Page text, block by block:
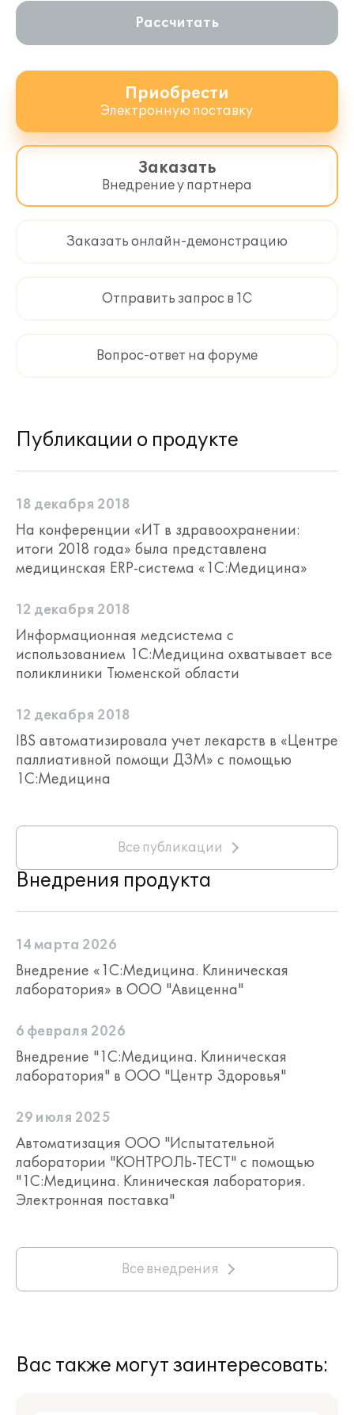
Рассчитать
Приобрести
Электронную поставку
Заказать
Внедрение у партнера
Заказать онлайн-демонстрацию
Отправить запрос в 1С
Вопрос-ответ на форуме
Публикации о продукте
18 декабря 2018
На конференции «ИТ в здравоохранении:
итоги 2018 года» была представлена
медицинская ERP-система «1С:Медицина»
12 декабря 2018
Информационная медсистема с
использованием 1С:Медицина охватывает все
поликлиники Тюменской области
12 декабря 2018
IBS автоматизировала учет лекарств в «Центре
паллиативной помощи ДЗМ» с помощью
1С:Медицина
Все публикации
Внедрения продукта
14 марта 2026
Внедрение «1С:Медицина. Клиническая
лаборатория» в ООО "Авиценна"
6 февраля 2026
Внедрение "1С:Медицина. Клиническая
лаборатория" в ООО "Центр Здоровья"
29 июля 2025
Автоматизация ООО "Испытательной
лаборатории "КОНТРОЛЬ-ТЕСТ" с помощью
"1С:Медицина. Клиническая лаборатория.
Электронная поставка"
Все внедрения
Вас также могут заинтересовать: